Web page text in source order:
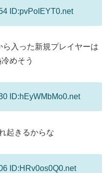
ID:pvPoIEYT0.net
入った新規プレイヤーは
めそう
ID:hEyWMbMo0.net
起きるからな
ID:HRv0os0Q0.net